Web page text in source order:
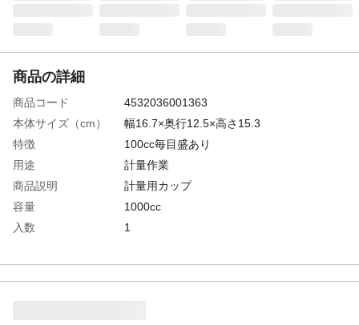
商品の詳細
商品コード
4532036001363
本体サイズ（cm）
幅16.7×奥行12.5×高さ15.3
特徴
100cc毎目盛あり
用途
計量作業
商品説明
計量用カップ
容量
1000cc
入数
1
使用上の注意
溶剤を入れたまま保管しないで下さい